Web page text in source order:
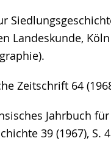
Landeskunde, Köln
Zeitschrift 64
Jahrbuch für
39 (1967), S.